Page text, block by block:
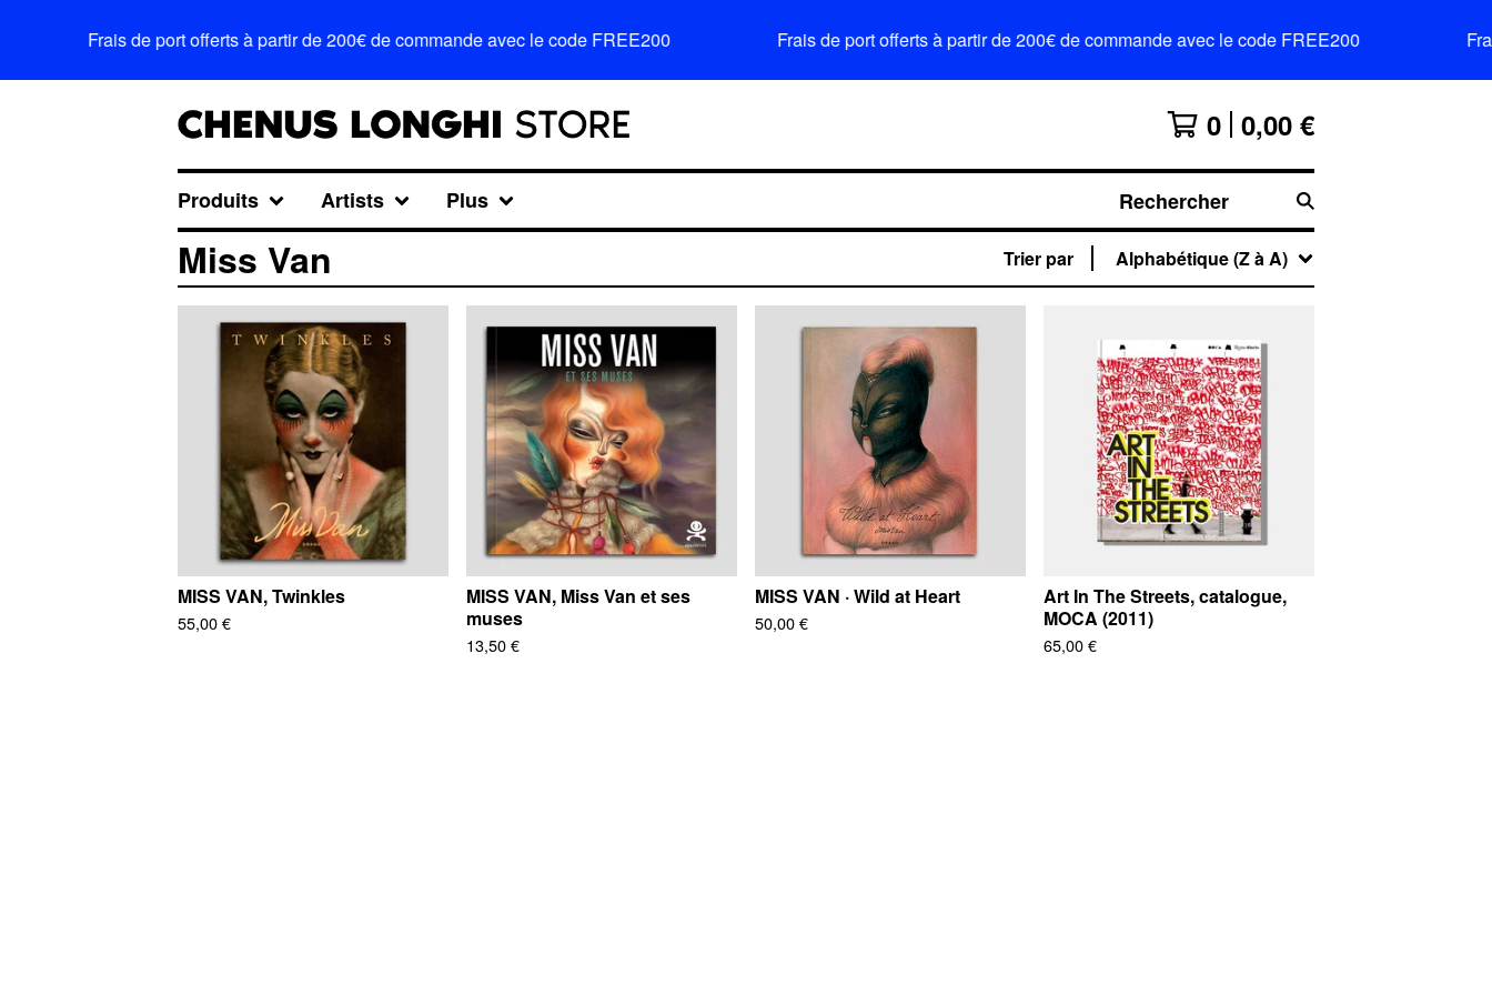
Frais de port offerts à partir de 200€ de commande avec le code FREE200 Frais de port offerts à partir de 200€ de commande avec le code FREE200
0 0,00 €
Produits Artists Plus Rechercher
Miss Van Trier par Alphabétique (Z à A)
MISS VAN, Twinkles
55,00€
MISS VAN, Miss Van et ses
muses
13,50€
MISS VAN · Wild at Heart
50,00€
Art In The Streets, catalogue,
MOCA (2011)
65,00€